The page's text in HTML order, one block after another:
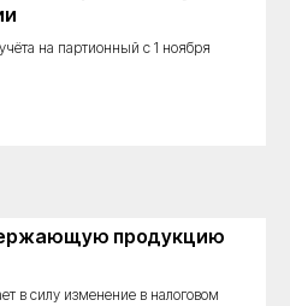
на партионный с 1 ноября
продукцию
в силу изменение в налоговом